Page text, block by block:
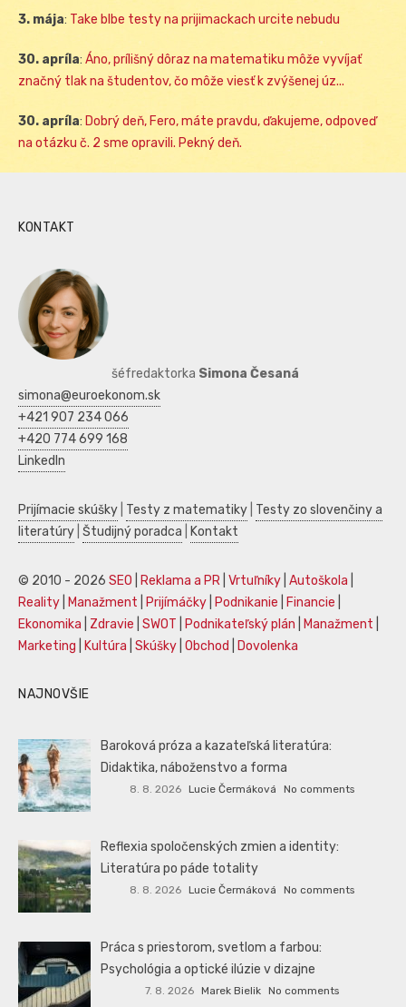
3. mája: Take blbe testy na prijimackach urcite nebudu
30. apríla: Áno, prílišný dôraz na matematiku môže vyvíjať
značný tlak na študentov, čo môže viesť k zvýšenej úz...
30. apríla: Dobrý deň, Fero, máte pravdu, ďakujeme, odpoveď
na otázku č. 2 sme opravili. Pekný deň.
KONTAKT
šéfredaktorka Simona Česaná
simona@euroekonom.sk
+421 907 234 066
+420 774 699 168
LinkedIn
Prijímacie skúšky Testy z matematiky Testy zo slovenčiny a
literatúry Študijný poradca Kontakt
© 2010 - 2026 SEO Reklama a PR Vrtuľníky Autoškola
Reality
Manažment Prijímáčky Podnikanie Financie
Ekonomika
Zdravie SWOT Podnikateľský plán Manažment
Marketing
Kultúra Skúšky Obchod Dovolenka
NAJNOVŠIE
Baroková próza a kazateľská literatúra:
Didaktika, náboženstvo a forma
8. 8. 2026 Lucie Čermáková No comments
Reflexia spoločenských zmien a identity:
Literatúra po páde totality
8. 8. 2026 Lucie Čermáková No comments
Práca s priestorom, svetlom a farbou:
Psychológia a optické ilúzie v dizajne
7. 8. 2026 Marek Bielik No comments